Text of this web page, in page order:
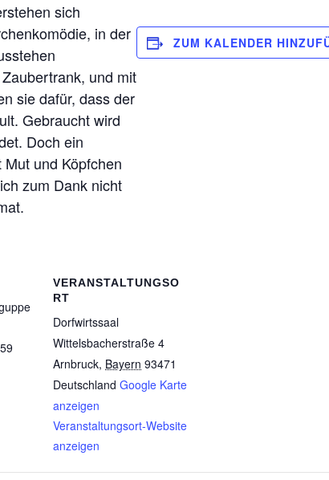
sich
in der
und mit
sie dafür, dass der
Gebraucht wird
Doch ein
und Köpfchen
zum Dank nicht
ZUM KALENDER
VERANSTALTUNGSO
RT
Dorfwirtssaal
Wittelsbacherstraße 4
Arnbruck, Bayern 93471
Deutschland Google Karte
anzeigen
Veranstaltungsort-Website
anzeigen